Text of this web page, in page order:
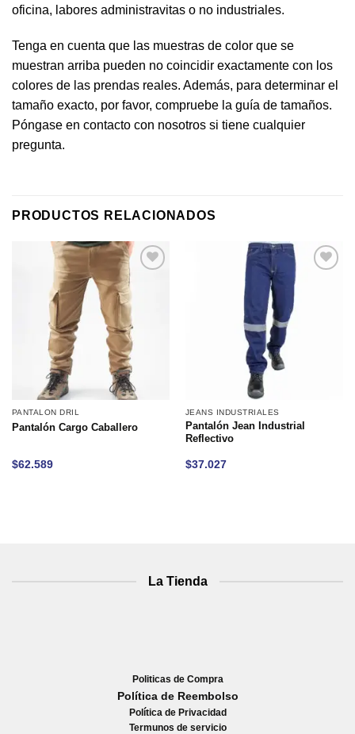
oficina, labores administravitas o no industriales.
Tenga en cuenta que las muestras de color que se
muestran arriba pueden no coincidir exactamente con los
colores de las prendas reales. Además, para determinar el
tamaño exacto, por favor, compruebe la guía de tamaños.
Póngase en contacto con nosotros si tiene cualquier
pregunta.
PRODUCTOS RELACIONADOS
lista de
deseos
PANTALON DRIL
Pantalón Cargo Caballero
$62.589
JEANS INDUSTRIALES
Pantalón Jean Industrial
Reflectivo
$37.027
La Tienda
Politicas de Compra
Política de Reembolso
Política de Privacidad
Termunos de servicio